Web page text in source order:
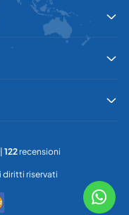
122 recensioni
diritti riservati